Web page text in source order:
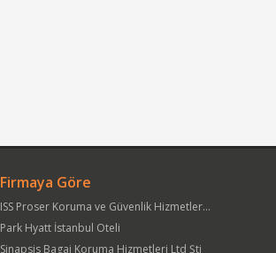
Firmaya Göre
ISS Proser Koruma ve Güvenlik Hizmetleri A.Ş.
Park Hyatt İstanbul Oteli
Sinapsis Bagaj Koruma Hizmetleri Ltd Şti